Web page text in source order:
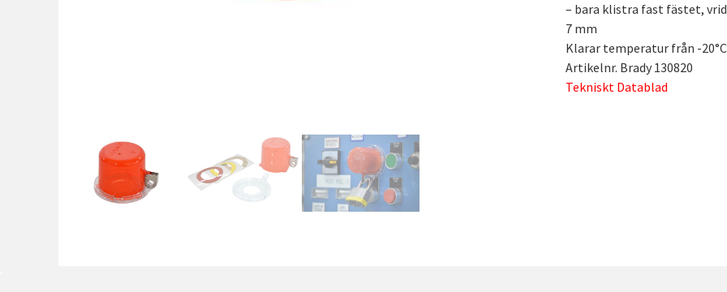
– bara klistra fast fästet,
7 mm
Klarar temperatur från -
Artikelnr. Brady 130820
Tekniskt Datablad